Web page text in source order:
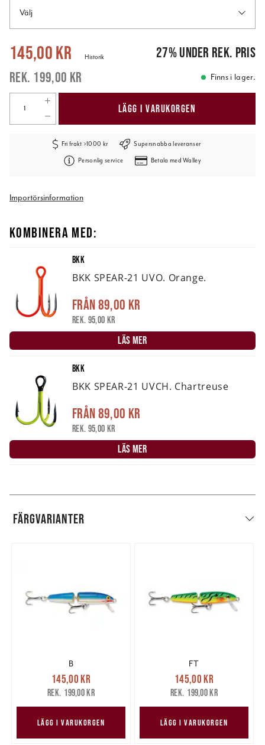
Välj
Nuvarande pris:145,00 kr 199,00 kr
145,00 kr
199,00 kr
Historik 27%under rek. pris
Finns i lager.
LÄGG I VARUKORGEN
Fri frakt >1000 kr Supersnabba leveranser
Personlig service Betala med Walley
Importörsinformation
KOMBINERA MED:
BKK
BKK SPEAR-21 UVO. Orange.
Från89,00 kr
Rek. 95,00 kr
LÄS MER
BKK
BKK SPEAR-21 UVCH. Chartreuse
Från89,00 kr
Rek. 95,00 kr
LÄS MER
FÄRGVARIANTER
B
Nuvarande pris
145,00 krTidigare pris
199,00 kr
145,00 kr
199,00 kr
LÄGG I VARUKORGEN
FT
Nuvarande pris
145,00 krTidigare pris
199,00 kr
145,00 kr
199,00 kr
LÄGG I VARUKORGEN